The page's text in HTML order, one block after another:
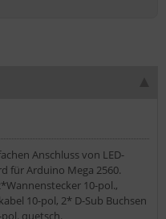
Anschluss von LED-
für Arduino Mega 2560.
10-pol.,
10-pol, 2* D-Sub Buchsen
quetsch.